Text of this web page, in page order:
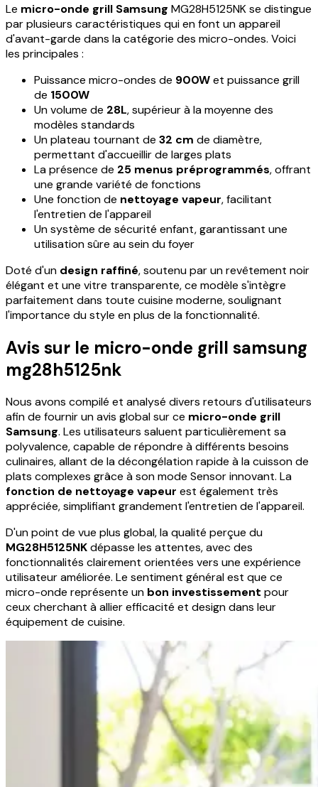
Le micro-onde grill Samsung MG28H5125NK se distingue
par plusieurs caractéristiques qui en font un appareil
d'avant-garde dans la catégorie des micro-ondes. Voici
les principales :
Puissance micro-ondes de 900Wet puissance grill
de 1500W
Un volume de 28L, supérieur à la moyenne des
modèles standards
Un plateau tournant de 32 cm de diamètre,
permettant d'accueillir de larges plats
La présence de 25 menus préprogrammés, offrant
une grande variété de fonctions
Une fonction de nettoyage vapeur, facilitant
l'entretien de l'appareil
Un système de sécurité enfant, garantissant une
utilisation sûre au sein du foyer
Doté d'un design raffiné, soutenu par un revêtement noir
élégant et une vitre transparente, ce modèle s'intègre
parfaitement dans toute cuisine moderne, soulignant
l'importance du style en plus de la fonctionnalité.
Avis sur le micro-onde grill samsung
mg28h5125nk
Nous avons compilé et analysé divers retours d'utilisateurs
afin de fournir un avis global sur ce micro-onde grill
Samsung. Les utilisateurs saluent particulièrement sa
polyvalence, capable de répondre à différents besoins
culinaires, allant de la décongélation rapide à la cuisson de
plats complexes grâce à son mode Sensor innovant. La
fonction de nettoyage vapeur est également très
appréciée, simplifiant grandement l'entretien de l'appareil.
D'un point de vue plus global, la qualité perçue du
MG28H5125NKdépasse les attentes, avec des
fonctionnalités clairement orientées vers une expérience
utilisateur améliorée. Le sentiment général est que ce
micro-onde représente un bon investissement pour
ceux cherchant à allier efficacité et design dans leur
équipement de cuisine.